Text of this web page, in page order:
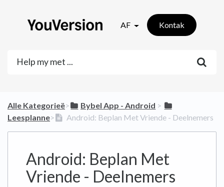
AF Kontak
Alle Kategorieë​>​ ​Bybel App - Android ​ > ​
Leesplanne​>​ Android: Beplan Met Vriende - Deelnemers
Android: Beplan Met
Vriende - Deelnemers